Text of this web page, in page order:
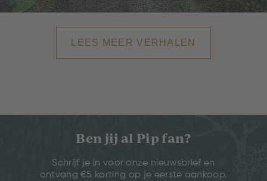
LEES MEER VERHALEN
Ben jij al Pip fan?
Schrijf je in voor onze nieuwsbrief en
ontvang €5 korting op je eerste aankoop.